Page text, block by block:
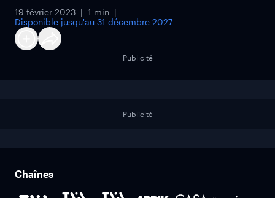
19 février 2023
1 min
Disponible jusqu'au 31 décembre 2027
Publicité
Publicité
Chaînes